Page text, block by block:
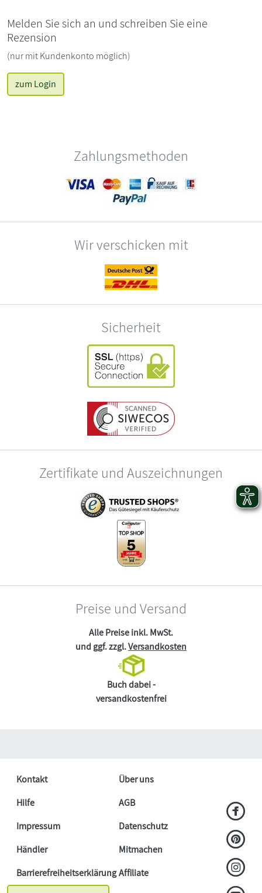
Melden Sie sich an und schreiben Sie eine
Rezension
(nur mit Kundenkonto möglich)
zum Login
Zahlungsmethoden
Wir verschicken mit
Sicherheit
Zertifikate und Auszeichnungen
Preise und Versand
Alle Preise inkl. MwSt.
und ggf. zzgl.Versandkosten
Buch dabei -
versandkostenfrei
Kontakt
Über uns
Hilfe
AGB
Impressum
Datenschutz
Händler
Mitmachen
BarrierefreiheitserklärungAffiliate